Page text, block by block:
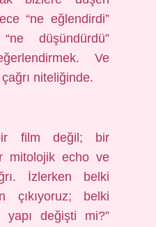
“ne eğlendirdi”
düşündürdü”
Ve
niteliğinde.
film değil; bir
mitolojik echo ve
İzlerken belki
çıkıyoruz; belki
yapı değişti mi?”